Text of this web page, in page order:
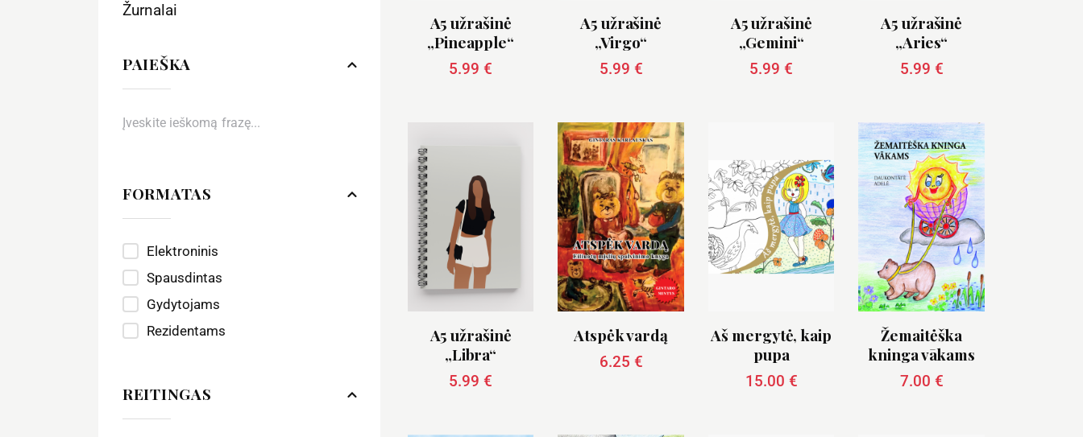
A5 užrašinė
„Pineapple“
5.99€
A5 užrašinė
„Virgo“
5.99 €
A5 užrašinė
„Gemini“
5.99€
A5 užrašinė
„Aries“
5.99 €
A5 užrašinė
„Libra“
5.99€
Atspėk vardą
6.25 €
Aš mergytė, kaip
pupa
15.00 €
Žemaitėška
kninga vākams
7.00 €
Žurnalai
PAIEŠKA
FORMATAS
Elektroninis
Spausdintas
Gydytojams
Rezidentams
REITINGAS